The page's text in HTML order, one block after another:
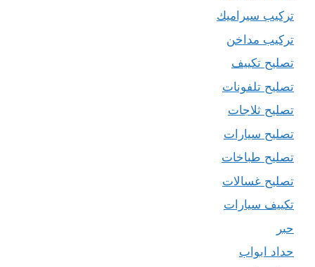
تركيب سيراميك
تركيب مداخن
تصليح تكييف
تصليح تلفونات
تصليح ثلاجات
تصليح سيارات
تصليح طباخات
تصليح غسالات
تكييف سيارات
حبر
حداد ابواب